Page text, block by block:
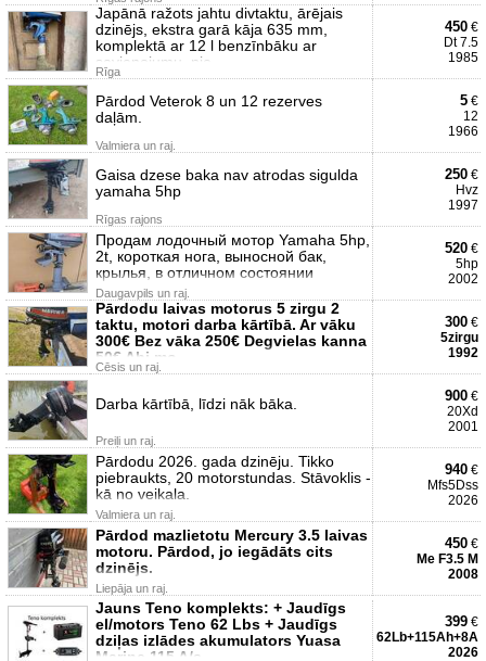
Japānā ražots jahtu divtaktu, ārējais
dzinējs, ekstra garā kāja 635 mm,
komplektā ar 12 l benzīnbāku ar
savienojumu, pie
Rīga
450 €
Dt 7.5
1985
Pārdod Veterok 8 un 12 rezerves
daļām.
Valmiera un raj.
5 €
12
1966
Gaisa dzese baka nav atrodas sigulda
yamaha 5hp
Rīgas rajons
250 €
Hvz
1997
Продам лодочный мотор Yamaha 5hp,
2t, короткая нога, выносной бак,
крылья, в отличном состоянии
Daugavpils un raj.
520 €
5hp
2002
Pārdodu laivas motorus 5 zirgu 2
taktu, motori darba kārtībā. Ar vāku
300€ Bez vāka 250€ Degvielas kanna
50€ Abi mo
Cēsis un raj.
300 €
5zirgu
1992
Darba kārtībā, līdzi nāk bāka.
Preiļi un raj.
900 €
20Xd
2001
Pārdodu 2026. gada dzinēju. Tikko
piebraukts, 20 motorstundas. Stāvoklis -
kā no veikala.
Valmiera un raj.
940 €
Mfs5Dss
2026
Pārdod mazlietotu Mercury 3.5 laivas
motoru. Pārdod, jo iegādāts cits
dzinējs.
Liepāja un raj.
450 €
Me F3.5 M
2008
Jauns Teno komplekts: + Jaudīgs
el/motors Teno 62 Lbs + Jaudīgs
dziļas izlādes akumulators Yuasa
Marine 115 A/s
399 €
62Lb+115Ah+8A
2026